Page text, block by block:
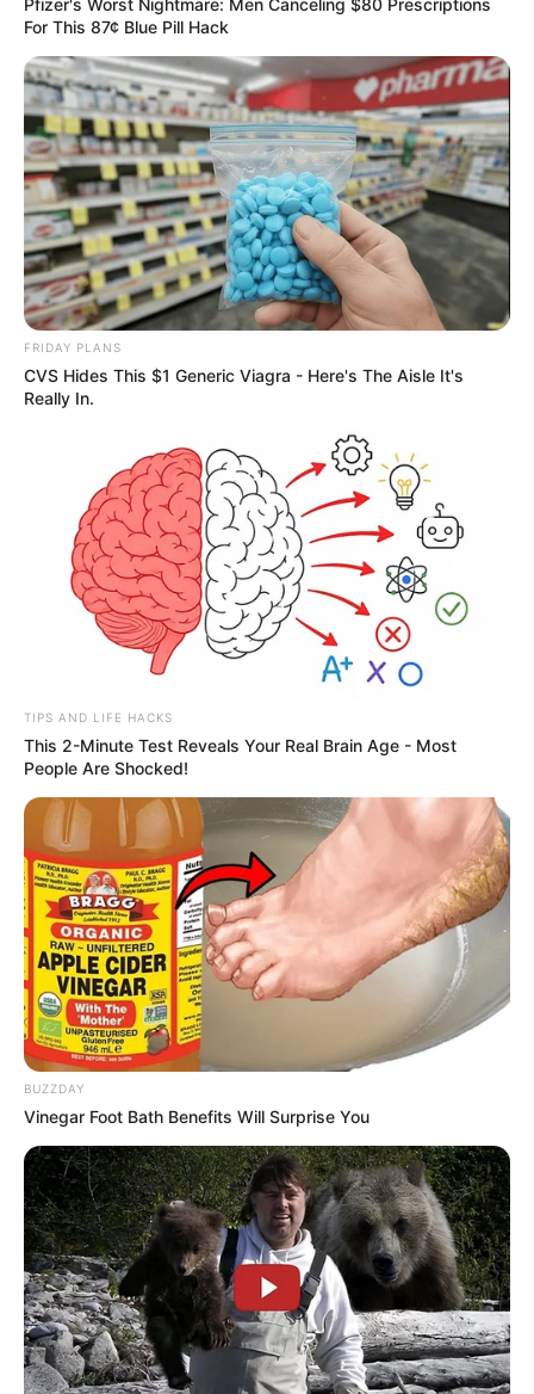
Pfizer's Worst Nightmare: Men Canceling $80 Prescriptions
For This 87¢ Blue Pill Hack
FRIDAY PLANS
CVS Hides This $1 Generic Viagra - Here's The Aisle It's
Really In.
TIPS AND LIFE HACKS
This 2-Minute Test Reveals Your Real Brain Age - Most
People Are Shocked!
BUZZDAY
Vinegar Foot Bath Benefits Will Surprise You